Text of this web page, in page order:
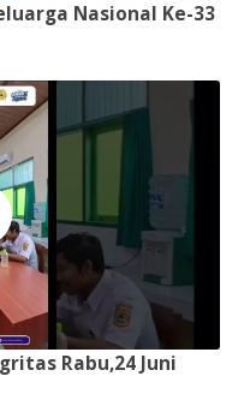
Nasional Ke-33
Rabu,24 Juni